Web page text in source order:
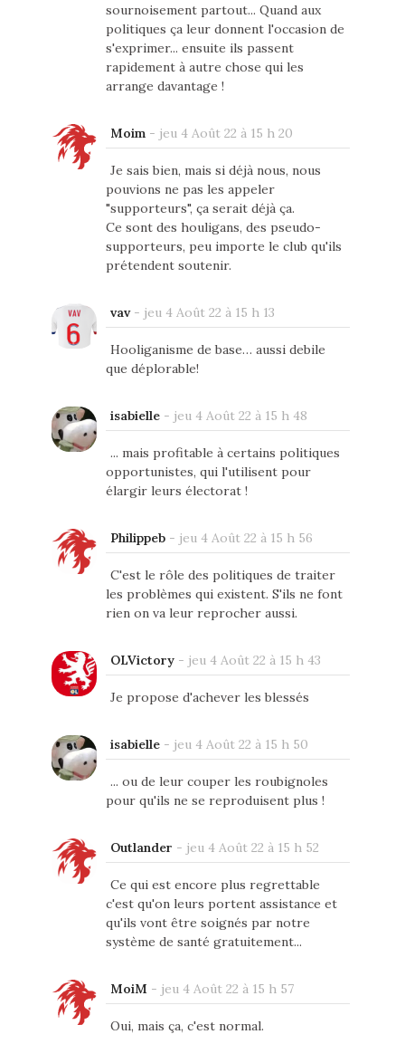
sournoisement partout... Quand aux
politiques ça leur donnent l'occasion de
s'exprimer... ensuite ils passent
rapidement à autre chose qui les
arrange davantage !
Moim- jeu 4 Août 22 à 15 h 20
Je sais bien, mais si déjà nous, nous
pouvions ne pas les appeler
"supporteurs", ça serait déjà ça.
Ce sont des houligans, des pseudo-
supporteurs, peu importe le club qu'ils
prétendent soutenir.
vav- jeu 4 Août 22 à 15 h 13
Hooliganisme de base… aussi debile
que déplorable!
isabielle- jeu 4 Août 22 à 15 h 48
... mais profitable à certains politiques
opportunistes, qui l'utilisent pour
élargir leurs électorat !
Philippeb- jeu 4 Août 22 à 15 h 56
C'est le rôle des politiques de traiter
les problèmes qui existent. S'ils ne font
rien on va leur reprocher aussi.
OLVictory- jeu 4 Août 22 à 15 h 43
Je propose d'achever les blessés
isabielle- jeu 4 Août 22 à 15 h 50
... ou de leur couper les roubignoles
pour qu'ils ne se reproduisent plus !
Outlander - jeu 4 Août 22 à 15 h 52
Ce qui est encore plus regrettable
c'est qu'on leurs portent assistance et
qu'ils vont être soignés par notre
système de santé gratuitement...
MoiM - jeu 4 Août 22 à 15 h 57
Oui, mais ça, c'est normal.